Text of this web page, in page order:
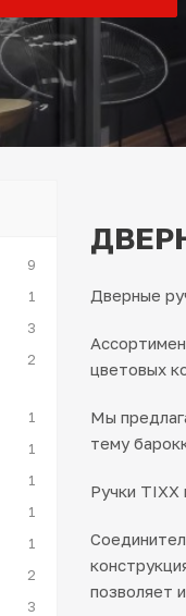
Дверные
цветовых
Мы
тему
Ручки TIXX
позволяет
9
1
3
2
1
1
1
1
1
2
3